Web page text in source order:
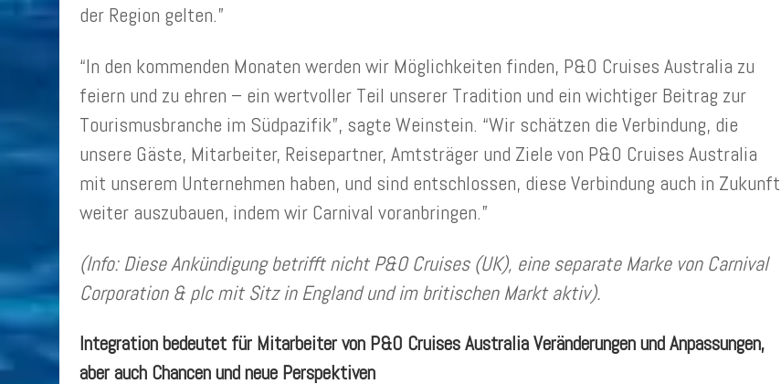
der Region gelten.”
“In den kommenden Monaten werden wir Möglichkeiten finden, P&O Cruises Australia zu
feiern und zu ehren – ein wertvoller Teil unserer Tradition und ein wichtiger Beitrag zur
Tourismusbranche im Südpazifik”, sagte Weinstein. “Wir schätzen die Verbindung, die
unsere Gäste, Mitarbeiter, Reisepartner, Amtsträger und Ziele von P&O Cruises Australia
mit unserem Unternehmen haben, und sind entschlossen, diese Verbindung auch in Zukunft
weiter auszubauen, indem wir Carnival voranbringen.”
(Info: Diese Ankündigung betrifft nicht P&O Cruises (UK), eine separate Marke von Carnival
Corporation & plc mit Sitz in England und im britischen Markt aktiv).
Integration bedeutet für Mitarbeiter von P&O Cruises Australia Veränderungen und Anpassungen,
aber auch Chancen und neue Perspektiven